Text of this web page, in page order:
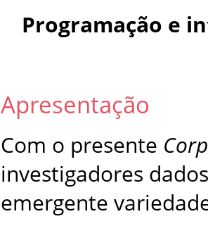
Programação e
Apresentação
Com o presente
investigadores
emergente